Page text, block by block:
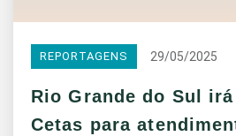
REPORTAGENS 29/05/2025
Rio Grande do Sul
Cetas para